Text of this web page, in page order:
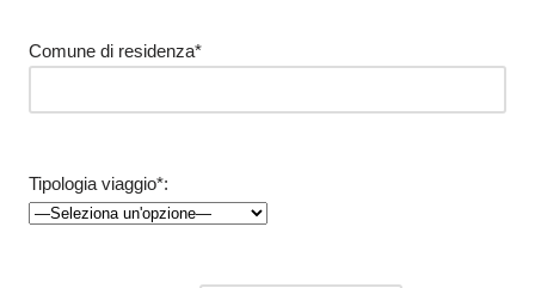
Comune di residenza*
Tipologia viaggio*: